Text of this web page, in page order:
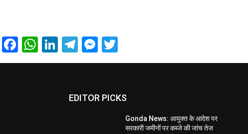
Facebook
WhatsApp
LinkedIn
Telegram
Messenger
EDITOR PICKS
Gonda News: आयुक्त के आदेश पर
सरकारी जमीनों पर कब्जे की जांच तेज